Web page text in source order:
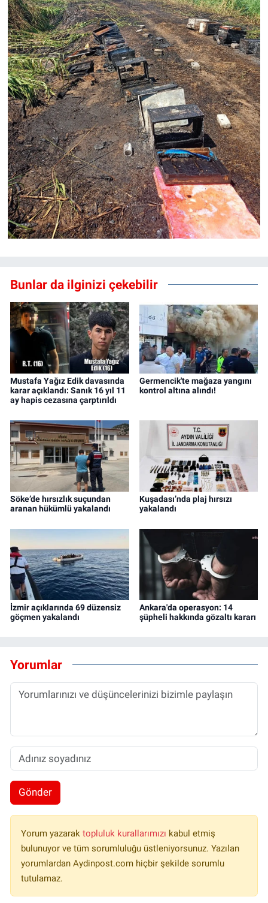
Bunlar da ilginizi çekebilir
Mustafa Yağız Edik davasında
karar açıklandı: Sanık 16 yıl 11
ay hapis cezasına çarptırıldı
Germencik'te mağaza yangını
kontrol altına alındı!
Söke’de hırsızlık suçundan
aranan hükümlü yakalandı
Kuşadası’nda plaj hırsızı
yakalandı
İzmir açıklarında 69 düzensiz
göçmen yakalandı
Ankara'da operasyon: 14
şüpheli hakkında gözaltı kararı
Yorumlar
Gönder
Yorum yazarak topluluk kurallarımızı kabul etmiş
bulunuyor ve tüm sorumluluğu üstleniyorsunuz. Yazılan
yorumlardan Aydinpost.com hiçbir şekilde sorumlu
tutulamaz.